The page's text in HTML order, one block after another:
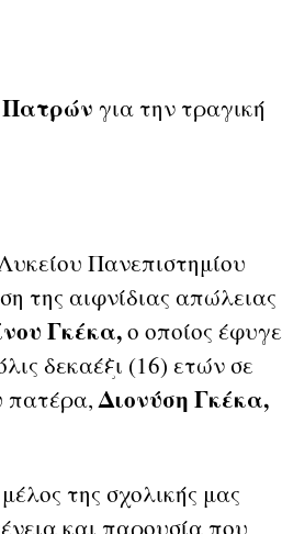
Πατρών για την τραγική
Πανεπιστημίου
της αιφνίδιας απώλειας
Γκέκα,ο οποίος έφυγε
δεκαέξι (16) ετών σε
πατέρα,Διονύση Γκέκα,
της σχολικής μας
και παρουσία που